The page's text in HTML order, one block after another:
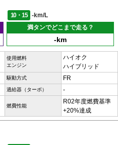
10・15
-km/L
満タンでどこまで走る？
-km
使用燃料
エンジン
ハイオク
ハイブリッド
駆動方式 FR
過給器（ターボ） -
燃費性能
R02年度燃費基準
+20%達成